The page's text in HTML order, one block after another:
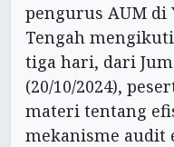
pengurus AUM di
Tengah
tiga hari, dari
(20/10/2024),
materi tentang
mekanisme audit